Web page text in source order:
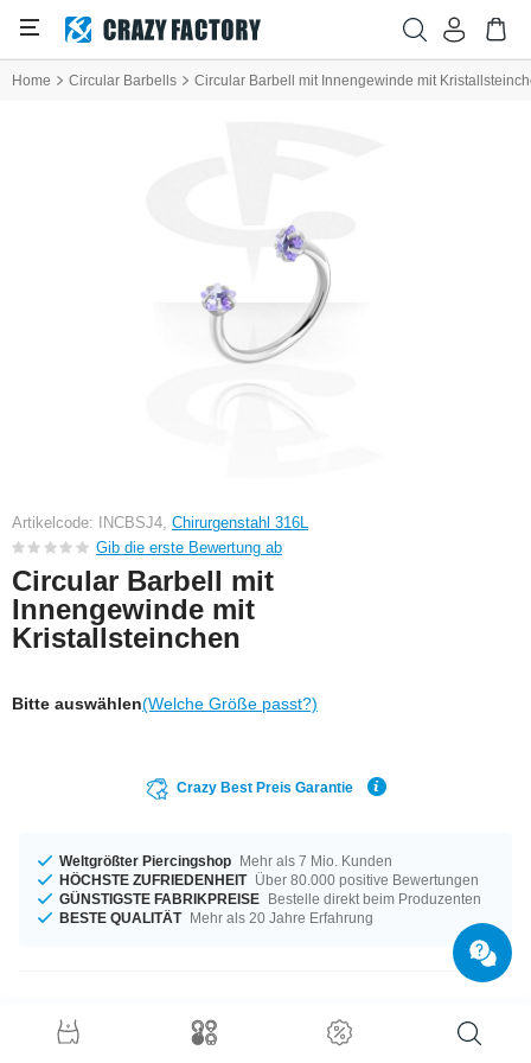
Home Circular Barbells Circular Barbell mit Innengewinde mit
Artikelcode: INCBSJ4, Chirurgenstahl 316L
Gib die erste Bewertung ab
Circular Barbell mit
Innengewinde mit
Kristallsteinchen
Bitte auswählen(Welche Größe passt?)
Crazy Best Preis Garantie
Weltgrößter Piercingshop Mehr als 7 Mio. Kunden
HÖCHSTE ZUFRIEDENHEIT Über 80.000 positive Bewertungen
GÜNSTIGSTE FABRIKPREISE Bestelle direkt beim Produzenten
BESTE QUALITÄT Mehr als 20 Jahre Erfahrung
Produktdetails